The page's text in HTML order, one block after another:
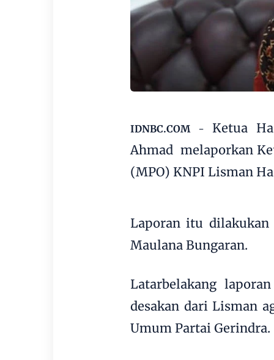
IDNBC.COM- Ketua
Ahmad melaporkan
(MPO) KNPI Lisman
Laporan itu dilakukan
Maulana Bungaran.
Latarbelakang
desakan dari Lisman
Umum Partai Gerindra.